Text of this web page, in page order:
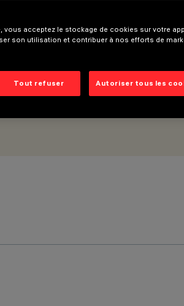
acceptez le stockage de cookies sur votre
son utilisation et contribuer à nos efforts de
Tout refuser Autoriser tous les